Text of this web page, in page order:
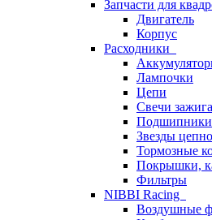
Запчасти для
Двигатель
Корпус
Расходники
Лампочки
Цепи
Свечи
Подшипники
Звезды
Тормозные
Покрышки,
Фильтры
NIBBI Racing
Воздушные